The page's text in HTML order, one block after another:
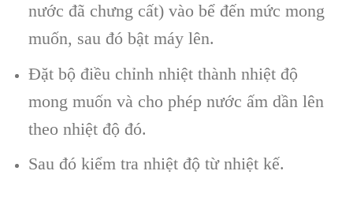
nước đã chưng cất) vào bể đến mức mong
muốn, sau đó bật máy lên.
Đặt bộ điều chỉnh nhiệt thành nhiệt độ
mong muốn và cho phép nước ấm dần lên
theo nhiệt độ đó.
Sau đó kiểm tra nhiệt độ từ nhiệt kế.